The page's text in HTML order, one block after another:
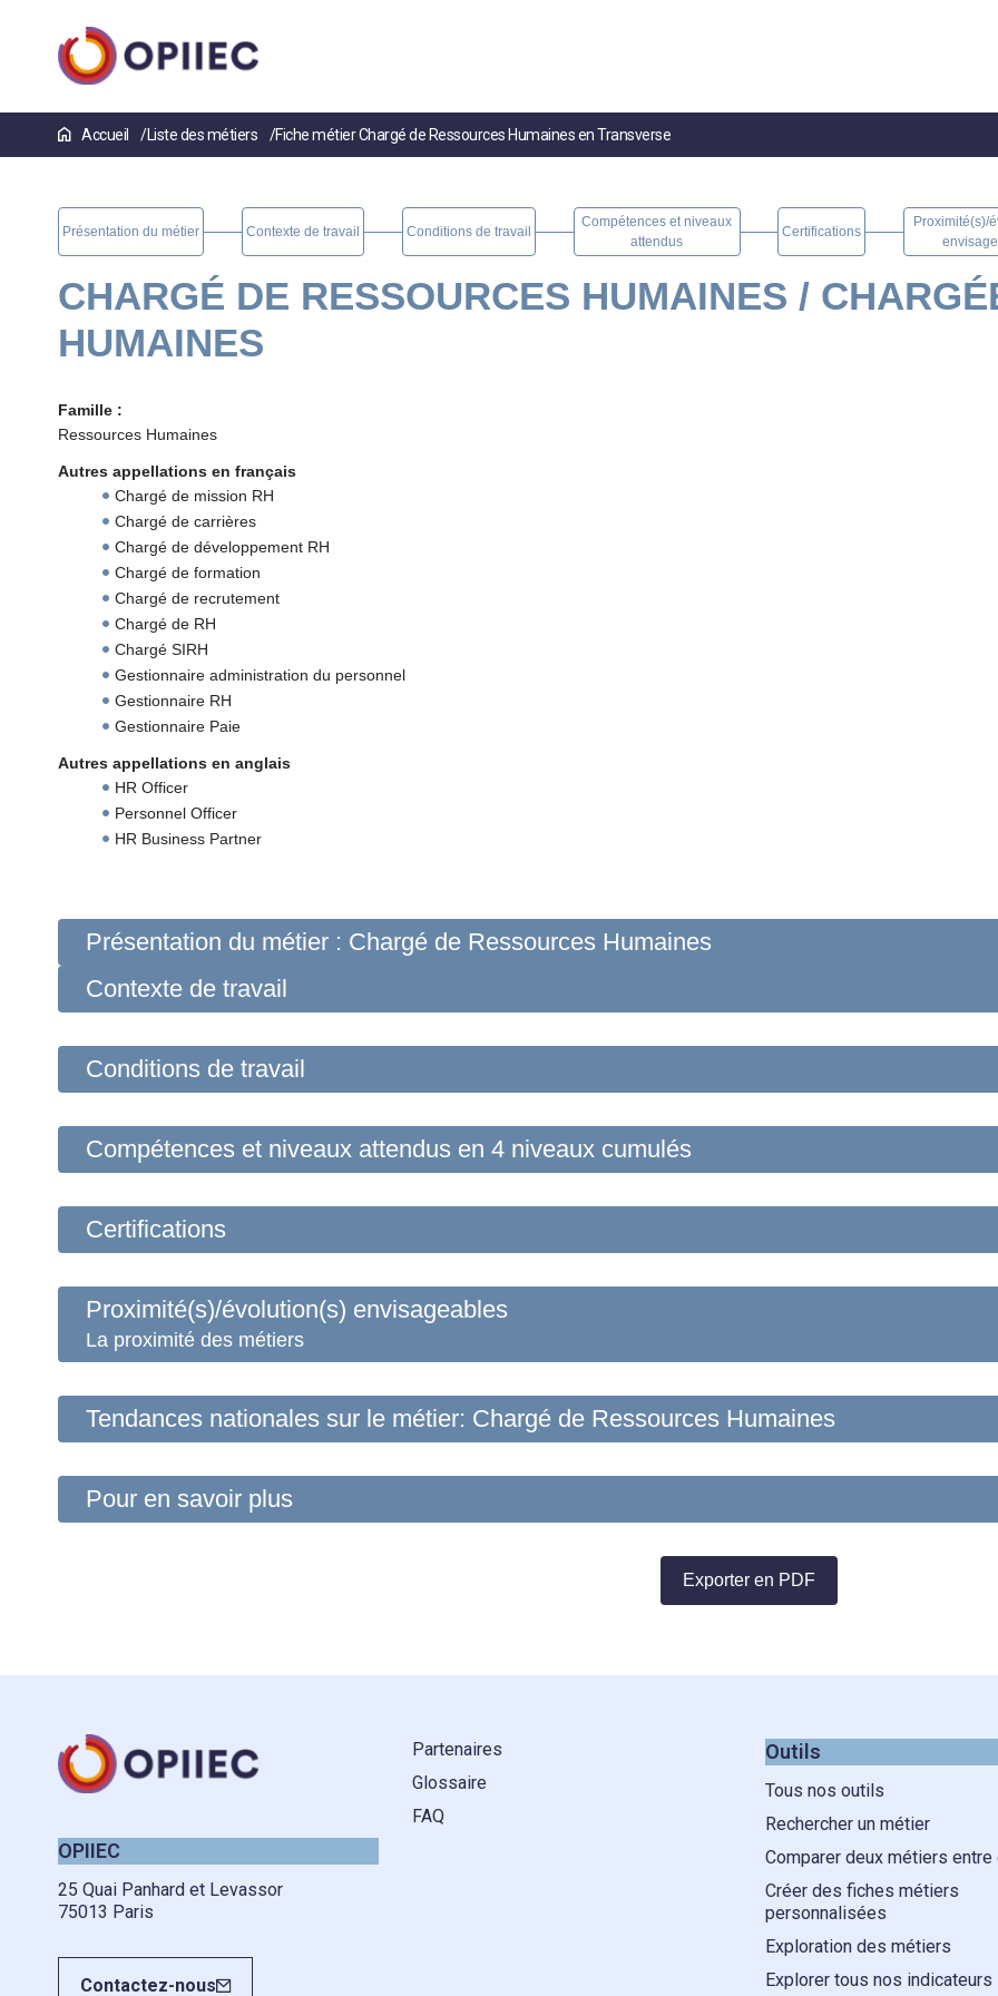
contenu
Accueil Liste des métiers Fiche métier Chargé de Ressources Humaines en Transverse
Présentation du métier Contexte de travail Conditions de travail
Compétences et niveaux
attendus
Certifications
Proximité(s)/
CHARGÉ DE RESSOURCES HUMAINES /
HUMAINES
Famille :
Ressources Humaines
Autres appellations en français
Chargé de mission RH
Chargé de carrières
Chargé de développement RH
Chargé de formation
Chargé de recrutement
Chargé de RH
Chargé SIRH
Gestionnaire administration du personnel
Gestionnaire RH
Gestionnaire Paie
Autres appellations en anglais
HR Officer
Personnel Officer
HR Business Partner
Présentation du métier : Chargé de Ressources Humaines
Contexte de travail
Conditions de travail
Compétences et niveaux attendus en 4 niveaux cumulés
Certifications
Proximité(s)/évolution(s) envisageables
La proximité des métiers
Tendances nationales sur le métier: Chargé de Ressources Humaines
Pour en savoir plus
Exporter en PDF
OPIIEC
25 Quai Panhard et Levassor
75013 Paris
Contactez-nous
Partenaires
Glossaire
FAQ
Outils
Tous nos outils
Rechercher un métier
Comparer deux métiers entre
Créer des fiches métiers
personnalisées
Exploration des métiers
Explorer tous nos indicateurs